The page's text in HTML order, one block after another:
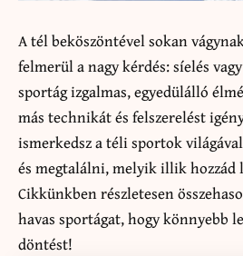
A tél beköszöntével sokan
felmerül a nagy kérdés: síelés
sportág izgalmas, egyedülálló
más technikát és felszerelést
ismerkedsz a téli sportok
és megtalálni, melyik illik hozzád
Cikkünkben részletesen
havas sportágat, hogy könnyebb
döntést!